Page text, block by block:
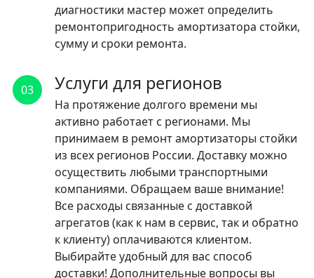
диагностики мастер может определить
ремонтопригодность амортизатора стойки,
сумму и сроки ремонта.
03 Услуги для регионов
На протяжение долгого времени мы
активно работает с регионами. Мы
принимаем в ремонт амортизаторы стойки
из всех регионов России. Доставку можно
осуществить любыми транспортными
компаниями. Обращаем ваше внимание!
Все расходы связанные с доставкой
агрегатов (как к нам в сервис, так и обратно
к клиенту) оплачиваются клиентом.
Выбирайте удобный для вас способ
доставки! Дополнительные вопросы вы